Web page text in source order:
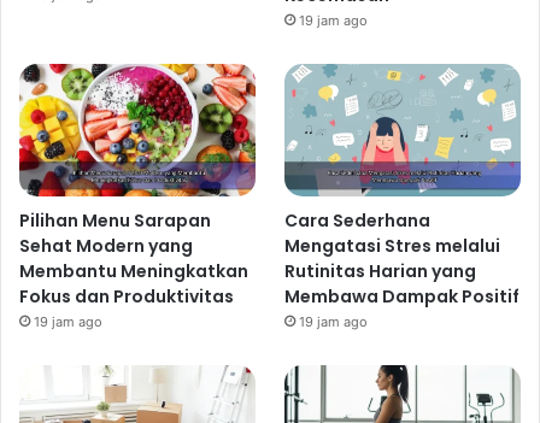
19 jam ago
Pilihan Menu Sarapan
Sehat Modern yang
Membantu Meningkatkan
Fokus dan Produktivitas
19 jam ago
Cara Sederhana
Mengatasi Stres melalui
Rutinitas Harian yang
Membawa Dampak Positif
19 jam ago